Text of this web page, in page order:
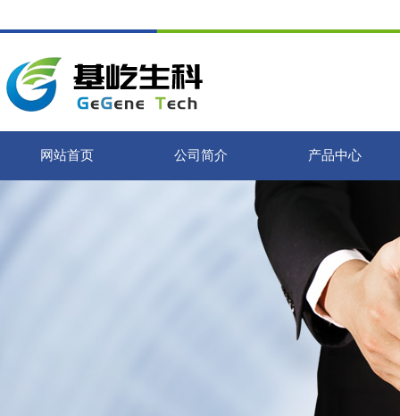
网站首页 公司简介 产品中心